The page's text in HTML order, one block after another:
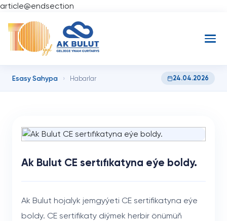
article@endsection
Esasy Sahypa › Habarlar 24.04.2026
Ak Bulut CE sertıfıkatyna eýe boldy.
Ak Bulut hojalyk jemgyýeti CE sertifikatyna eýe
boldy. CE sertifikaty diýmek herbir önümüň